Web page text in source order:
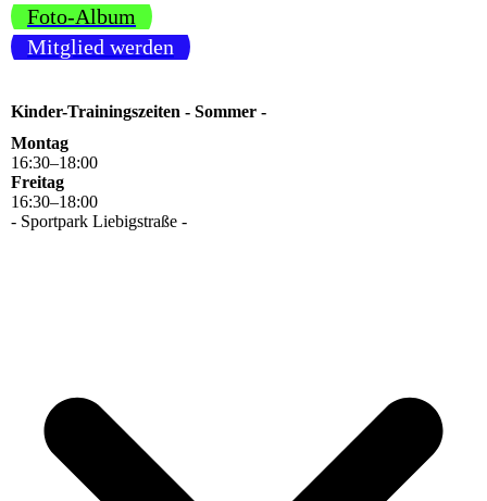
Foto-Album
Mitglied werden
Kinder-Trainingszeiten - Sommer -
Montag
16:30–18:00
Freitag
16:30–18:00
- Sportpark Liebigstraße -